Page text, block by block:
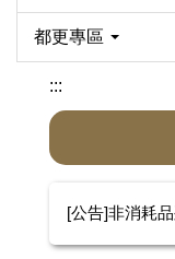
都更專區
:::
[公告]非消耗